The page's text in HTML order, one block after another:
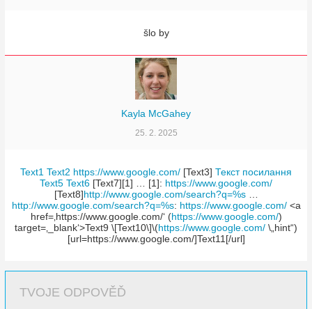
šlo by
Kayla McGahey
25. 2. 2025
Text1 Text2 https://www.google.com/ [Text3] Текст посилання
Text5 Text6 [Text7][1] … [1]: https://www.google.com/
[Text8]http://www.google.com/search?q=%s…
http://www.google.com/search?q=%s: https://www.google.com/<a
href=‚https:/­/www.google.com/‘ (https://www.google.com/)
target=‚_blan­k‘>Text9 \[Text10\]\(https://www.google.com/ \„hint“)
[url=https://ww­w.google.com/]Tex­t11[/url]
TVOJE ODPOVĚĎ